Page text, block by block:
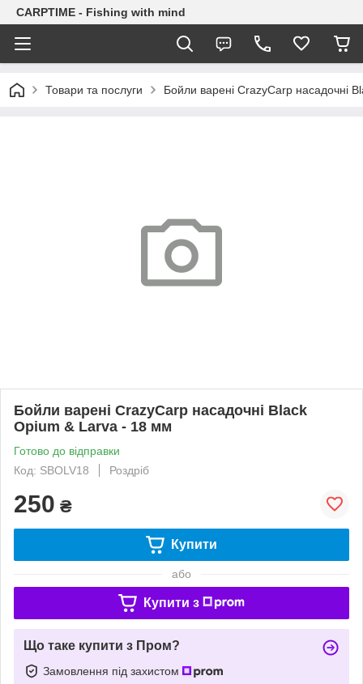
CARPTIME - Fishing with mind
Товари та послуги Бойли варені CrazyCarp насадочні
Бойли варені CrazyCarp насадочні Black
Opium & Larva - 18 мм
Готово до відправки
Код: SBOLV18
Роздріб
250 ₴
Купити
або
Купити з
Що таке купити з Пром?
Замовлення під захистом